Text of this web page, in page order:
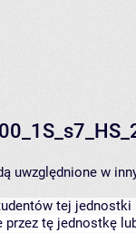
uwzględnione w
tej
tę jednostkę